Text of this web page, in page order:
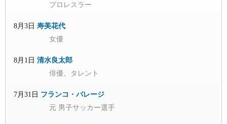
プロレスラー
8月3日 寿美花代
女優
8月1日 清水良太郎
俳優、タレント
7月31日 フランコ・バレージ
元 男子サッカー選手